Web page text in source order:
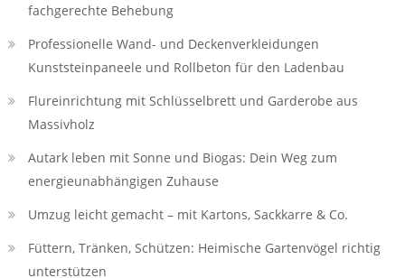
fachgerechte Behebung
Professionelle Wand- und Deckenverkleidungen
Kunststeinpaneele und Rollbeton für den Ladenbau
Flureinrichtung mit Schlüsselbrett und Garderobe aus
Massivholz
Autark leben mit Sonne und Biogas: Dein Weg zum
energieunabhängigen Zuhause
Umzug leicht gemacht – mit Kartons, Sackkarre & Co.
Füttern, Tränken, Schützen: Heimische Gartenvögel richtig
unterstützen